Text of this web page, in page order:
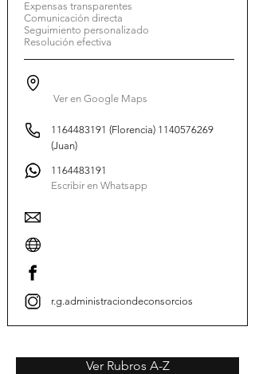
Expensas transparentes
Comunicación directa
Seguimiento personalizado
Resolución efectiva
Ver en Google Maps
1164483191 (Florencia) 1140576269
(Juan)
1164483191
Escribir en Whatsapp
r.g.administraciondeconsorcios
Ver Rubros A-Z